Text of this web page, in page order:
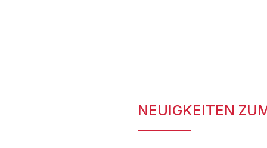
NEUIGKEITEN